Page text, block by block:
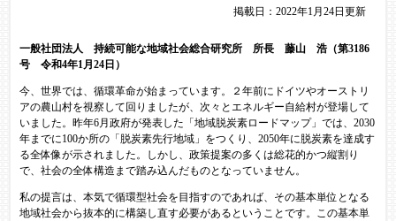
掲載日：2022年1月24日更新
一般社団法人 持続可能な地域社会総合研究所 所長 藤山 浩（第3186
号 令和4年1月24日）
今、世界では、循環革命が始まっています。２年前にドイツやオーストリ
アの農山村を視察して回りましたが、次々とエネルギー自給村が登場して
いました。昨年6月政府が発表した「地域脱炭素ロードマップ」では、2030
年までに100か所の「脱炭素先行地域」をつくり、2050年に脱炭素を達成す
る全体像が示されました。しかし、政策提案の多くは総花的かつ縦割り
で、社会の全体構造まで踏み込んだものとなっていません。
私の提言は、本気で循環型社会を目指すのであれば、その基本単位となる
地域社会から抜本的に構築し直す必要があるということです。この基本単